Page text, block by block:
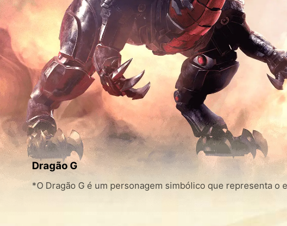
Dragão G
*O Dragão G é um personagem simbólico que representa